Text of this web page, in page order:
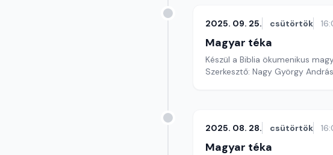
2025. 09. 25. csütörtök
Magyar téka
Készül a Biblia ökumenikus
Szerkesztő: Nagy György András
2025. 08. 28. csütörtök
Magyar téka